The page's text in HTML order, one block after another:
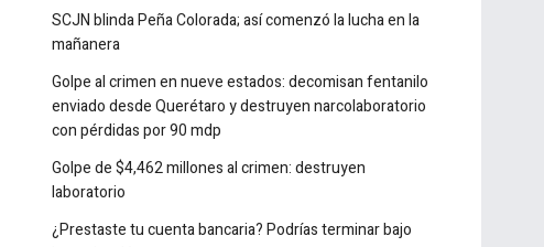
SCJN blinda Peña Colorada; así comenzó la lucha en la
mañanera
Golpe al crimen en nueve estados: decomisan fentanilo
enviado desde Querétaro y destruyen narcolaboratorio
con pérdidas por 90 mdp
Golpe de $4,462 millones al crimen: destruyen
laboratorio
¿Prestaste tu cuenta bancaria? Podrías terminar bajo